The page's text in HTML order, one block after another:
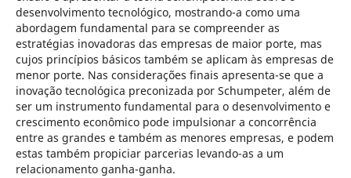
desenvolvimento tecnológico, mostrando-a como uma
abordagem fundamental para se compreender as
estratégias inovadoras das empresas de maior porte, mas
cujos princípios básicos também se aplicam às empresas de
menor porte. Nas considerações finais apresenta-se que a
inovação tecnológica preconizada por Schumpeter, além de
ser um instrumento fundamental para o desenvolvimento e
crescimento econômico pode impulsionar a concorrência
entre as grandes e também as menores empresas, e podem
estas também propiciar parcerias levando-as a um
relacionamento ganha-ganha.